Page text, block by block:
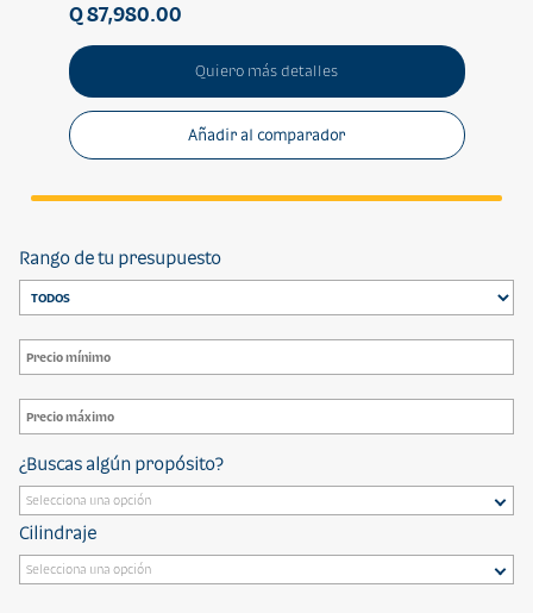
Q 87,980.00
Quiero más detalles
Añadir al comparador
Rango de tu presupuesto
¿Buscas algún propósito?
Cilindraje